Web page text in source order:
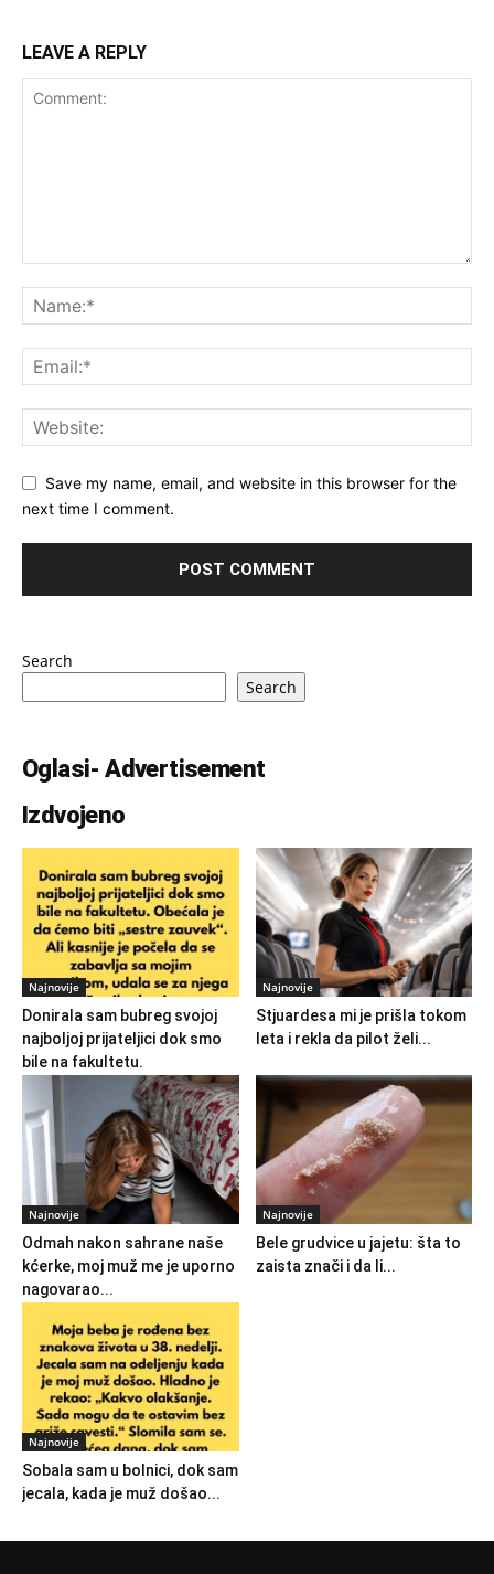
LEAVE A REPLY
Save my name, email, and website in this browser for the
next time I comment.
Search
Search
Oglasi- Advertisement
Izdvojeno
Najnovije
Donirala sam bubreg svojoj
najboljoj prijateljici dok smo
bile na fakultetu.
Najnovije
Stjuardesa mi je prišla tokom
leta i rekla da pilot želi...
Najnovije
Odmah nakon sahrane naše
kćerke, moj muž me je uporno
nagovarao...
Najnovije
Bele grudvice u jajetu: šta to
zaista znači i da li...
Najnovije
Sobala sam u bolnici, dok sam
jecala, kada je muž došao...